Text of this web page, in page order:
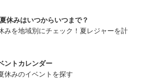
休みはいつからいつまで？
みを地域別にチェック！夏レジャーを計
ントカレンダー
休みのイベントを探す